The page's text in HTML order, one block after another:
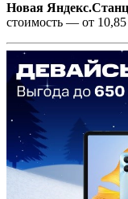
Новая
стоимость — от 10,85